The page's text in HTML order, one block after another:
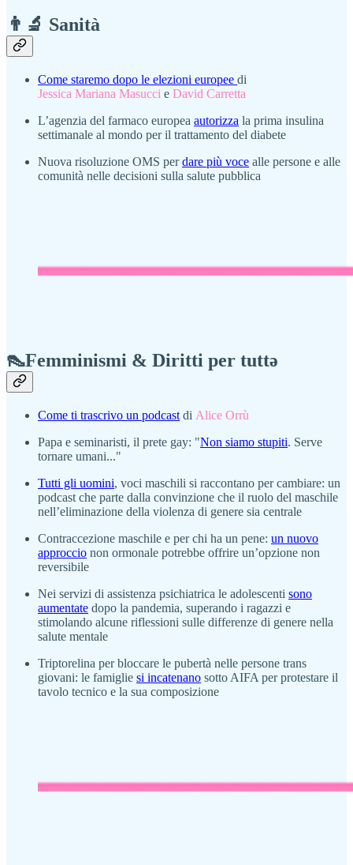
👨‍🔬 Sanità
Come staremo dopo le elezioni europee di
Jessica Mariana Masucci e David Carretta
L’agenzia del farmaco europea autorizza la prima insulina
settimanale al mondo per il trattamento del diabete
Nuova risoluzione OMS perdare più voce alle persone e alle
comunità nelle decisioni sulla salute pubblica
👠Femminismi & Diritti per tuttə
Come ti trascrivo un podcast di Alice Orrù
Papa e seminaristi, il prete gay: "Non siamo stupiti. Serve
tornare umani..."
Tutti gli uomini, voci maschili si raccontano per cambiare: un
podcast che parte dalla convinzione che il ruolo del maschile
nell’eliminazione della violenza di genere sia centrale
Contraccezione maschile e per chi ha un pene: un nuovo
approccio non ormonale potrebbe offrire un’opzione non
reversibile
Nei servizi di assistenza psichiatrica le adolescenti sono
aumentate dopo la pandemia, superando i ragazzi e
stimolando alcune riflessioni sulle differenze di genere nella
salute mentale
Triptorelina per bloccare le pubertà nelle persone trans
giovani: le famiglie si incatenano sotto AIFA per protestare il
tavolo tecnico e la sua composizione